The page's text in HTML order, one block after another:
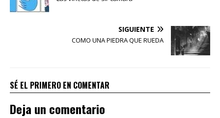
SIGUIENTE
COMO UNA PIEDRA QUE RUEDA
SÉ EL PRIMERO EN COMENTAR
Deja un comentario